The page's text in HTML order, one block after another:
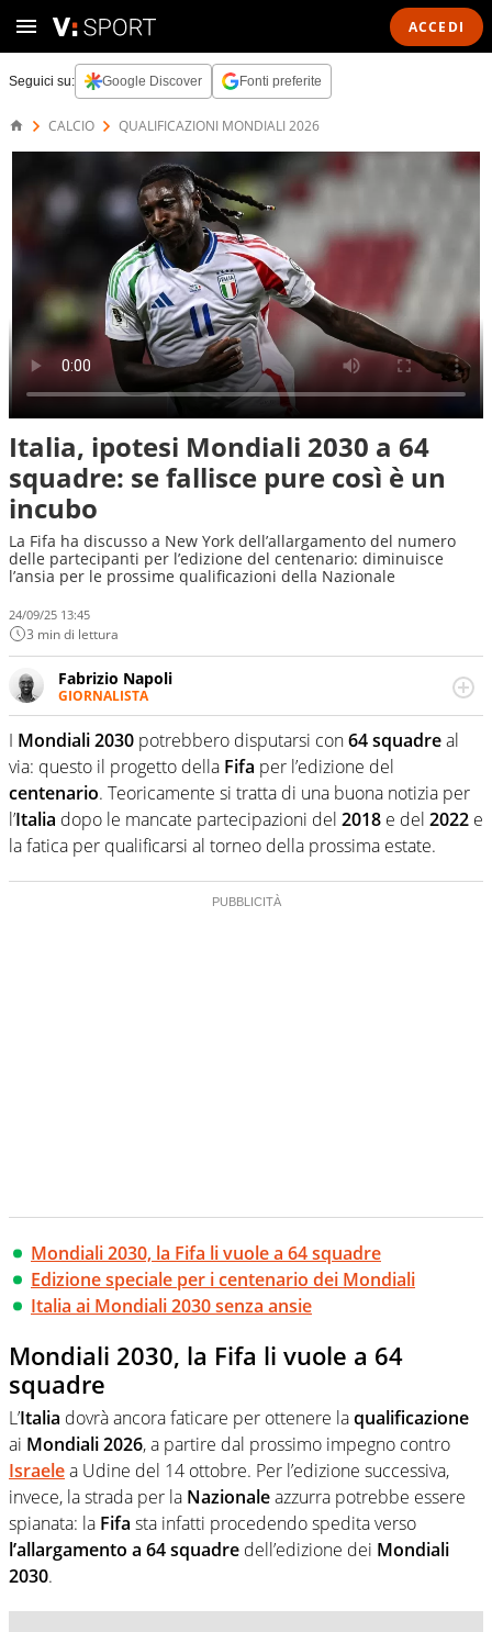
ACCEDI
Seguici su: Google Discover Fonti preferite
CALCIO QUALIFICAZIONI MONDIALI 2026
Italia, ipotesi Mondiali 2030 a 64
squadre: se fallisce pure così è un
incubo
La Fifa ha discusso a New York dell’allargamento del numero
delle partecipanti per l’edizione del centenario: diminuisce
l’ansia per le prossime qualificazioni della Nazionale
24/09/25 13:45
3 min di lettura
Fabrizio Napoli
GIORNALISTA
Giornalista professionista, per Virgilio Sport segue anche
il calcio ma è con la pallanuoto che esalta competenze e
passioni. Cura la comunicazione di HaBaWaBa, il più
grande festival di waterpolo per bambini al mondo
I Mondiali 2030 potrebbero disputarsi con64 squadreal
via: questo il progetto della Fifa per l’edizione del
centenario. Teoricamente si tratta di una buona notizia per
l’Italia dopo le mancate partecipazioni del 2018 e del 2022 e
la fatica per qualificarsi al torneo della prossima estate.
Mondiali 2030, la Fifa li vuole a 64 squadre
Edizione speciale per i centenario dei Mondiali
Italia ai Mondiali 2030 senza ansie
Mondiali 2030, la Fifa li vuole a 64
squadre
L’Italia dovrà ancora faticare per ottenere laqualificazione
ai Mondiali2026, a partire dal prossimo impegno contro
Israelea Udine del 14 ottobre. Per l’edizione successiva,
invece, la strada per la Nazionaleazzurra potrebbe essere
spianata: la Fifa sta infatti procedendo spedita verso
l’allargamento a 64 squadre dell’edizione dei Mondiali
2030.